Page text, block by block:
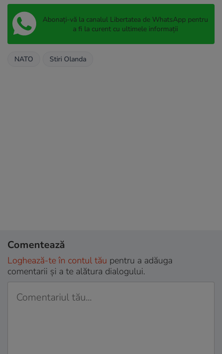
Abonați-vă la canalul Libertatea de WhatsApp pentru
a fi la curent cu ultimele informații
NATO Stiri Olanda
Comentează
Loghează-te în contul tău pentru a adăuga
comentarii și a te alătura dialogului.